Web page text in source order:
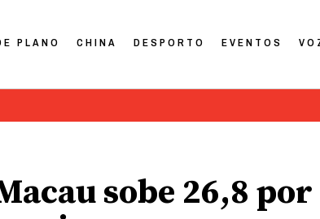
PLANO CHINA DESPORTO EVENTOS
sobe 26,8 por